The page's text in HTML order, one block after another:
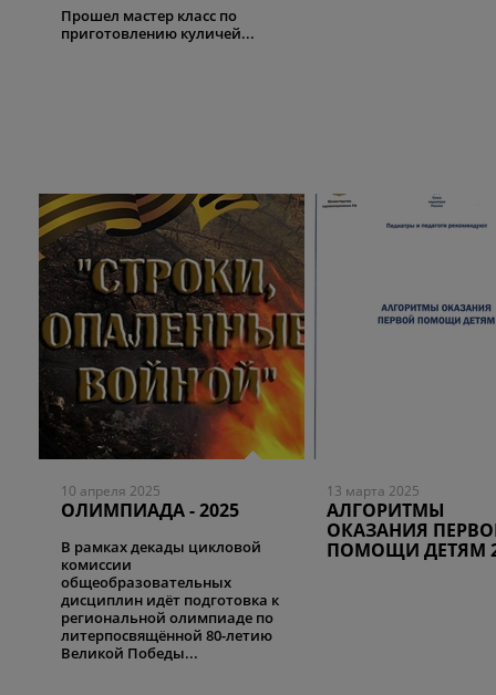
Прошел мастер класс по
приготовлению куличей...
10 апреля 2025
ОЛИМПИАДА - 2025
В рамках декады цикловой
комиссии
общеобразовательных
дисциплин идёт подготовка к
региональной олимпиаде по
литерпосвящённой 80-летию
Великой Победы...
13 марта 2025
АЛГОРИТМЫ
ОКАЗАНИЯ
ПОМОЩИ ДЕТЯМ